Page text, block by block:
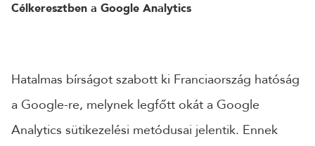
KÜLDÉS
Célkeresztben a Google Analytics
Hatalmas bírságot szabott ki Franciaország hatóság
a Google-re, melynek legfőtt okát a Google
Analytics sütikezelési metódusai jelentik. Ennek